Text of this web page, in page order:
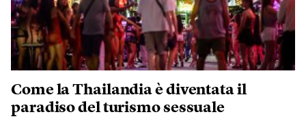
Come la Thailandia è diventata il
paradiso del turismo sessuale